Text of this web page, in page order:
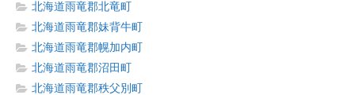
北海道雨竜郡北竜町
北海道雨竜郡妹背牛町
北海道雨竜郡幌加内町
北海道雨竜郡沼田町
北海道雨竜郡秩父別町